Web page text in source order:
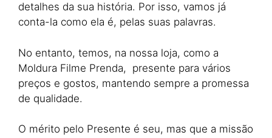
detalhes da sua história. Por isso, vamos já
conta-la como ela é, pelas suas palavras.
No entanto, temos, na nossa loja, como a
Moldura Filme Prenda, presente para vários
preços e gostos, mantendo sempre a promessa
de qualidade.
O mérito pelo Presente é seu, mas que a missão